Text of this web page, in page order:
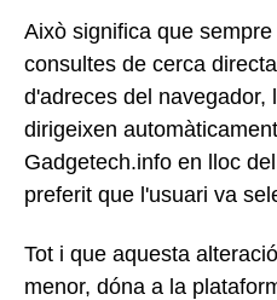
Això significa que
consultes de cerca
d'adreces del navegador,
dirigeixen
Gadgetech.info en lloc
preferit que l'usuari va
Tot i que aquesta
menor, dóna a la